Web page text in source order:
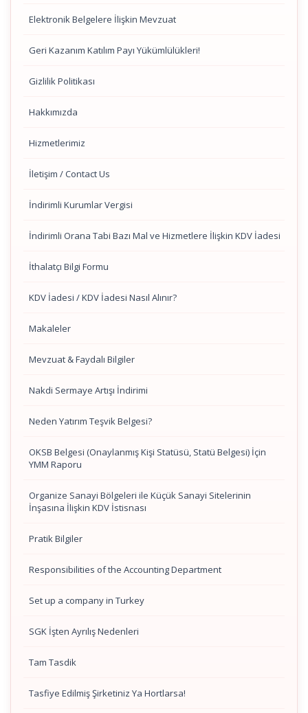
Elektronik Belgelere İlişkin Mevzuat
Geri Kazanım Katılım Payı Yükümlülükleri!
Gizlilik Politikası
Hakkımızda
Hizmetlerimiz
İletişim / Contact Us
İndirimli Kurumlar Vergisi
İndirimli Orana Tabi Bazı Mal ve Hizmetlere İlişkin KDV İadesi
İthalatçı Bilgi Formu
KDV İadesi / KDV İadesi Nasıl Alınır?
Makaleler
Mevzuat & Faydalı Bilgiler
Nakdi Sermaye Artışı İndirimi
Neden Yatırım Teşvik Belgesi?
OKSB Belgesi (Onaylanmış Kişi Statüsü, Statü Belgesi) İçin
YMM Raporu
Organize Sanayi Bölgeleri ile Küçük Sanayi Sitelerinin
İnşasına İlişkin KDV İstisnası
Pratik Bilgiler
Responsibilities of the Accounting Department
Set up a company in Turkey
SGK İşten Ayrılış Nedenleri
Tam Tasdik
Tasfiye Edilmiş Şirketiniz Ya Hortlarsa!